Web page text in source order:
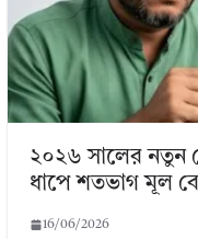
২০২৬ সালের নতুন
ধাপে শতভাগ মূল
16/06/2026